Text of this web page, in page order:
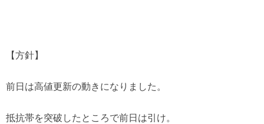
【方針】
前日は高値更新の動きになりました。
抵抗帯を突破したところで前日は引け。